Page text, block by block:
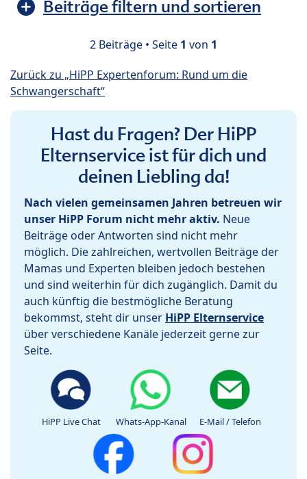
Beiträge filtern und sortieren
2 Beiträge • Seite 1 von 1
Zurück zu „HiPP Expertenforum: Rund um die
Schwangerschaft“
Hast du Fragen? Der HiPP
Elternservice ist für dich und
deinen Liebling da!
Nach vielen gemeinsamen Jahren betreuen wir
unser HiPP Forum nicht mehr aktiv. Neue
Beiträge oder Antworten sind nicht mehr
möglich. Die zahlreichen, wertvollen Beiträge der
Mamas und Experten bleiben jedoch bestehen
und sind weiterhin für dich zugänglich. Damit du
auch künftig die bestmögliche Beratung
bekommst, steht dir unser HiPP Elternservice
über verschiedene Kanäle jederzeit gerne zur
Seite.
HiPP Live Chat Whats-App-Kanal E-Mail / Telefon